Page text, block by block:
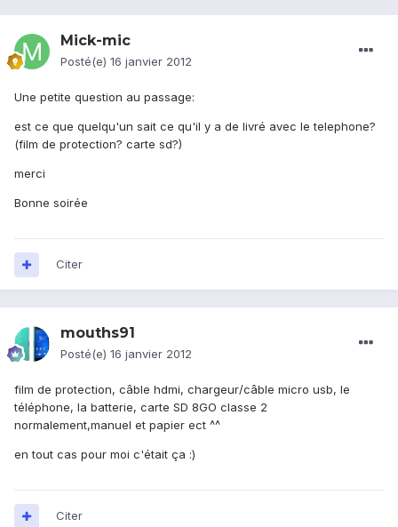
Mick-mic
Posté(e) 16 janvier 2012
Une petite question au passage:
est ce que quelqu'un sait ce qu'il y a de livré avec le telephone?
(film de protection? carte sd?)
merci
Bonne soirée
Citer
mouths91
Posté(e) 16 janvier 2012
film de protection, câble hdmi, chargeur/câble micro usb, le
téléphone, la batterie, carte SD 8GO classe 2
normalement,manuel et papier ect ^^
en tout cas pour moi c'était ça :)
Citer